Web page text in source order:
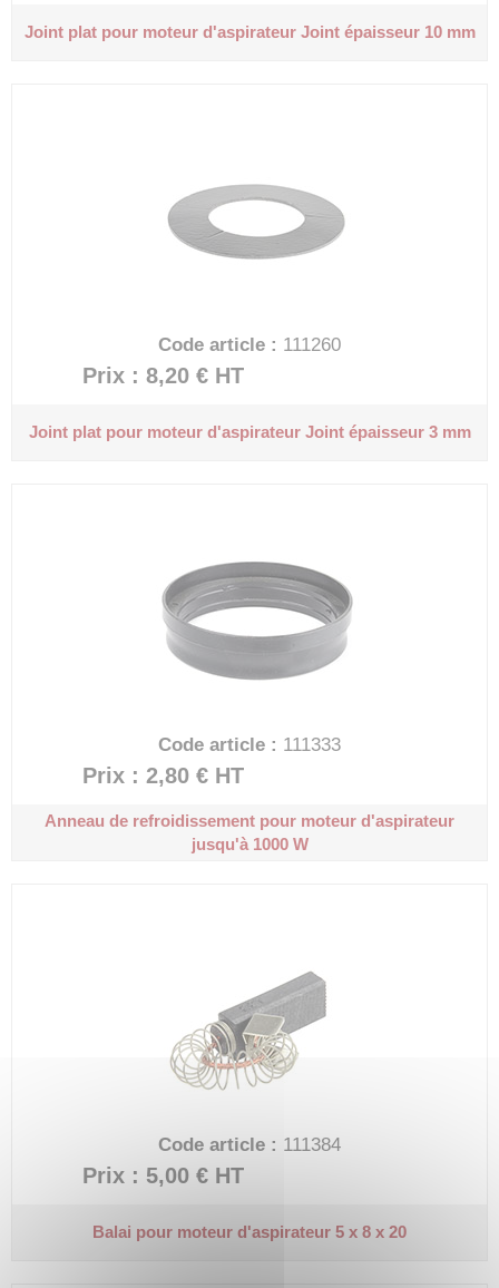
Joint plat pour moteur d'aspirateurJoint épaisseur 10 mm
Code article : 111260
Prix : 8,20 € HT
Joint plat pour moteur d'aspirateurJoint épaisseur 3 mm
Code article : 111333
Prix : 2,80 € HT
Anneau de refroidissement pour moteur d'aspirateur
jusqu'à 1000 W
Code article : 111384
Prix : 5,00 € HT
Balai pour moteur d'aspirateur 5 x 8 x 20